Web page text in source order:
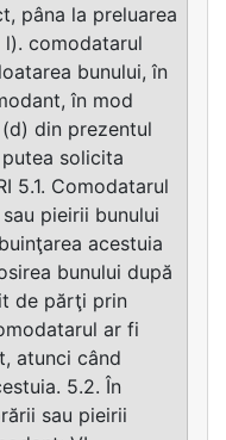
pâna la preluarea
comodatarul
bunului, în
în mod
din prezentul
solicita
5.1. Comodatarul
pieirii bunului
acestuia
bunului după
de părţi prin
ar fi
atunci când
5.2. În
sau pieirii